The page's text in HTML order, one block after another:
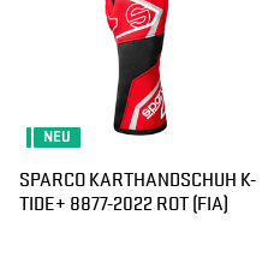
NEU
SPARCO KARTHANDSCHUH K-
TIDE+ 8877-2022 ROT (FIA)